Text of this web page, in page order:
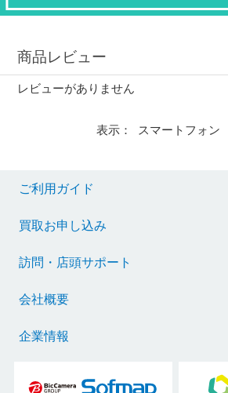
商品レビュー
レビューがありません
表示： スマートフォン
ご利用ガイド
買取お申し込み
訪問・店頭サポート
会社概要
企業情報